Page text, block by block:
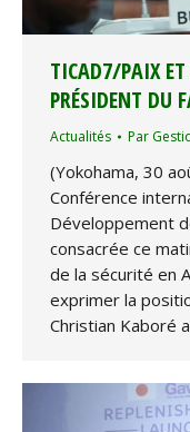
TICAD7/PAIX
PRÉSIDENT DU
Actualités Par
(Yokohama, 30
Conférence
Développement
consacrée ce
de la sécurité en
exprimer la
Christian Kaboré